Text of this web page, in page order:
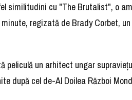
similitudini cu "The Brutalist", o
regizată de Brady Corbet,
peliculă un arhitect ungar
după cel de-Al Doilea Război